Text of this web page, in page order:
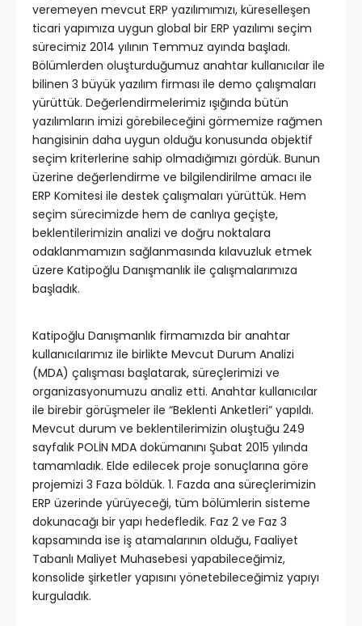
veremeyen mevcut ERP yazılımımızı, küreselleşen
ticari yapımıza uygun global bir ERP yazılımı seçim
sürecimiz 2014 yılının Temmuz ayında başladı.
Bölümlerden oluşturduğumuz anahtar kullanıcılar ile
bilinen 3 büyük yazılım firması ile demo çalışmaları
yürüttük. Değerlendirmelerimiz ışığında bütün
yazılımların imizi görebileceğini görmemize rağmen
hangisinin daha uygun olduğu konusunda objektif
seçim kriterlerine sahip olmadığımızı gördük. Bunun
üzerine değerlendirme ve bilgilendirilme amacı ile
ERP Komitesi ile destek çalışmaları yürüttük. Hem
seçim sürecimizde hem de canlıya geçişte,
beklentilerimizin analizi ve doğru noktalara
odaklanmamızın sağlanmasında kılavuzluk etmek
üzere Katipoğlu Danışmanlık ile çalışmalarımıza
başladık.
Katipoğlu Danışmanlık firmamızda bir anahtar
kullanıcılarımız ile birlikte Mevcut Durum Analizi
(MDA) çalışması başlatarak, süreçlerimizi ve
organizasyonumuzu analiz etti. Anahtar kullanıcılar
ile birebir görüşmeler ile “Beklenti Anketleri” yapıldı.
Mevcut durum ve beklentilerimizin oluştuğu 249
sayfalık POLİN MDA dokümanını Şubat 2015 yılında
tamamladık. Elde edilecek proje sonuçlarına göre
projemizi 3 Faza böldük. 1. Fazda ana süreçlerimizin
ERP üzerinde yürüyeceği, tüm bölümlerin sisteme
dokunacağı bir yapı hedefledik. Faz 2 ve Faz 3
kapsamında ise iş atamalarının olduğu, Faaliyet
Tabanlı Maliyet Muhasebesi yapabileceğimiz,
konsolide şirketler yapısını yönetebileceğimiz yapıyı
kurguladık.